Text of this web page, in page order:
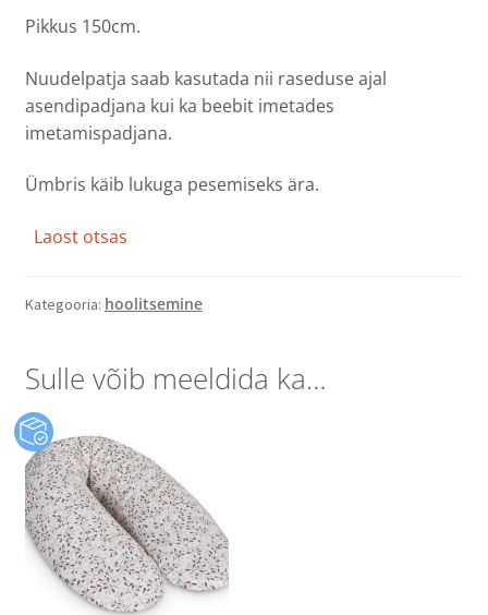
Pikkus 150cm.
Nuudelpatja saab kasutada nii raseduse ajal
asendipadjana kui ka beebit imetades
imetamispadjana.
Ümbris käib lukuga pesemiseks ära.
Laost otsas
Kategooria: hoolitsemine
Sulle võib meeldida ka…